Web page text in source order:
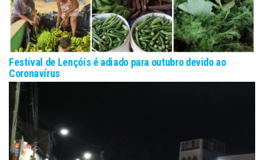
Festival de Lençóis é adiado para outubro devido ao
Coronavírus